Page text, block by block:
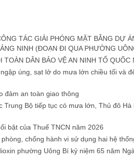
TÁC GIẢI PHÓNG MẶT BẰNG DỰ
NINH (ĐOẠN ĐI QUA PHƯỜNG
DÂN BẢO VỆ AN NINH TỔ QUỐC
úng, sạt lở do mưa lớn chiều tối và
đảm an toàn giao thông
Trung Bộ tiếp tục có mưa lớn, Thủ đô Hà
bật của Thuế TNCN năm 2026
chống hành vi sử dụng hai hệ
phường Uông Bí kỷ niệm 65 năm